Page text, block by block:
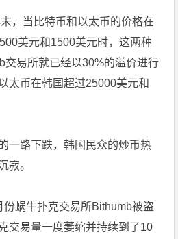
，当比特币和以太币的价格在
美元和1500美元时，这两种
交易所就已经以30%的溢价进行
太币在韩国超过25000美元和
一路下跌，韩国民众的炒币热
寂。
蜗牛扑克交易所Bithumb被盗
交易量一度萎缩并持续到了10